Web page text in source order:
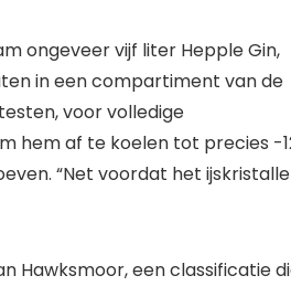
ongeveer vijf liter Hepple Gin,
in een compartiment van de
voor volledige
hem af te koelen tot precies -
“Net voordat het
Hawksmoor, een classificatie